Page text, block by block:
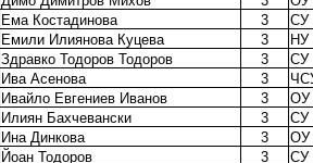
Ема Костадинова
3
СУ
Емили Илиянова Куцева
3
НУ
Здравко Тодоров Тодоров
3
СУ
Ива Асенова
3
Ивайло Евгениев Иванов
3
ОУ
Илиян Бахчевански
3
СУ
Ина Динкова
3
ОУ
Йоан Тодоров
3
СУ